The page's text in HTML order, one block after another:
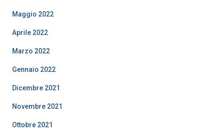
Maggio 2022
Aprile 2022
Marzo 2022
Gennaio 2022
Dicembre 2021
Novembre 2021
Ottobre 2021